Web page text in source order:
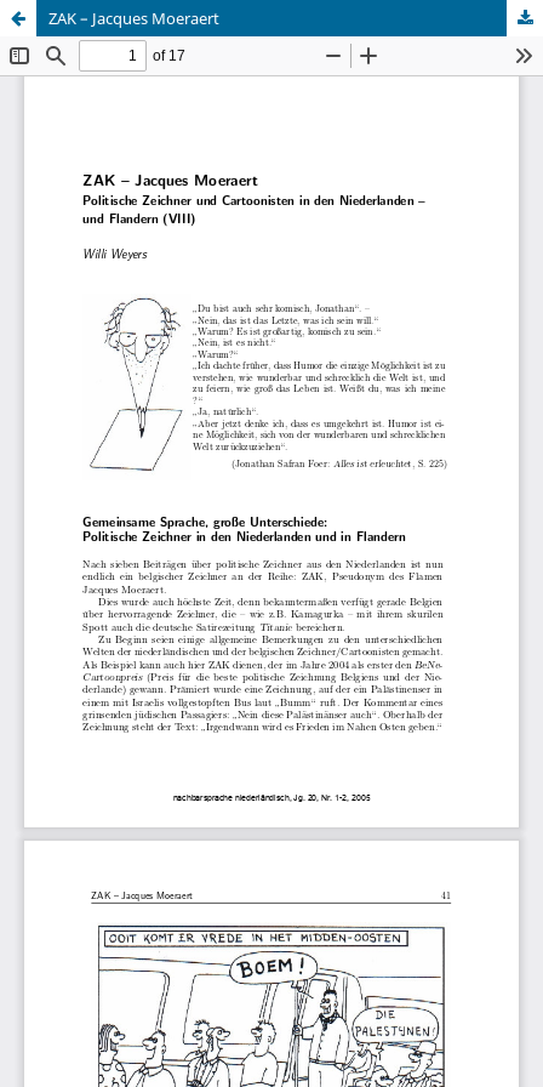
ZAK – Jacques Moeraert